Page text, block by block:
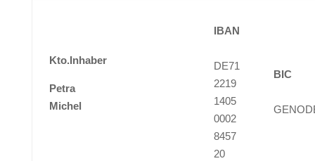
Kto.Inhaber
Petra
Michel
IBAN
DE71
2219
1405
0002
8457
20
BIC